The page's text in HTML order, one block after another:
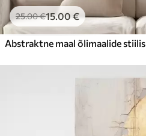
25.00€15.00€
Abstraktne maal õlimaalide stiilis